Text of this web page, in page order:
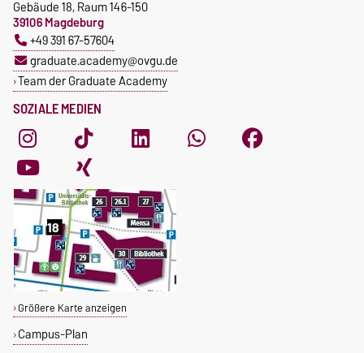
SOZIALE MEDIEN
Gebäude 18, Raum 146-150
39106 Magdeburg
+49 391 67-57604
graduate.academy@ovgu.de
Team der Graduate Academy
Größere Karte anzeigen
Campus-Plan